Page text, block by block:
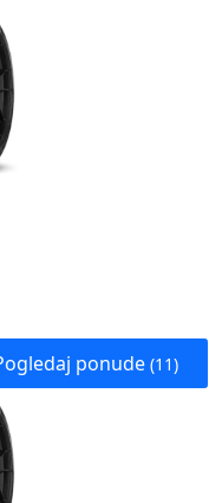
ponude (11)